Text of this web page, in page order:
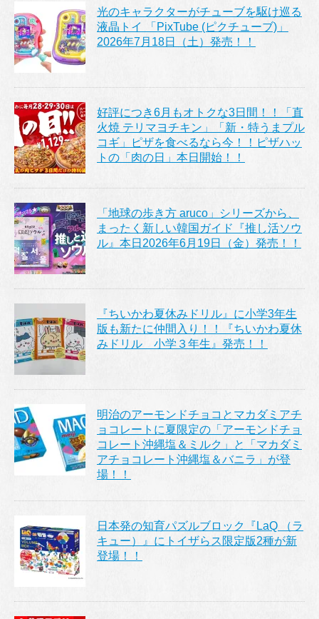
光のキャラクターがチューブを駆け巡る
液晶トイ 「PixTube (ピクチューブ)」
2026年7月18日（土）発売！！
好評につき6月もオトクな3日間！！「直
火焼 テリマヨチキン」「新・特うまプル
コギ」ピザを食べるなら今！！ピザハッ
トの「肉の日」本日開始！！
「地球の歩き方 aruco」シリーズから、
まったく新しい韓国ガイド『推し活ソウ
ル』本日2026年6月19日（金）発売！！
『ちいかわ夏休みドリル』に小学3年生
版も新たに仲間入り！！『ちいかわ夏休
みドリル 小学３年生』発売！！
明治のアーモンドチョコとマカダミアチ
ョコレートに夏限定の「アーモンドチョ
コレート沖縄塩＆ミルク」と「マカダミ
アチョコレート沖縄塩＆バニラ」が登
場！！
日本発の知育パズルブロック『LaQ （ラ
キュー）』にトイザらス限定版2種が新
登場！！